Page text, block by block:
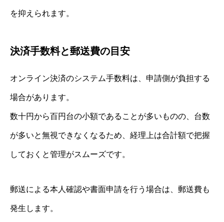
を抑えられます。
決済手数料と郵送費の目安
オンライン決済のシステム手数料は、申請側が負担する
場合があります。
数十円から百円台の小額であることが多いものの、台数
が多いと無視できなくなるため、経理上は合計額で把握
しておくと管理がスムーズです。
郵送による本人確認や書面申請を行う場合は、郵送費も
発生します。